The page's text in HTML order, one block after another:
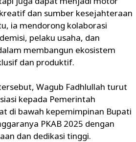
dan sumber kesejahteraan
ia mendorong kolaborasi
pelaku usaha, dan
membangun ekosistem
dan produktif.
Wagub Fadhlullah turut
kepada Pemerintah
di bawah kepemimpinan Bupati
PKAB 2025 dengan
dan dedikasi tinggi.